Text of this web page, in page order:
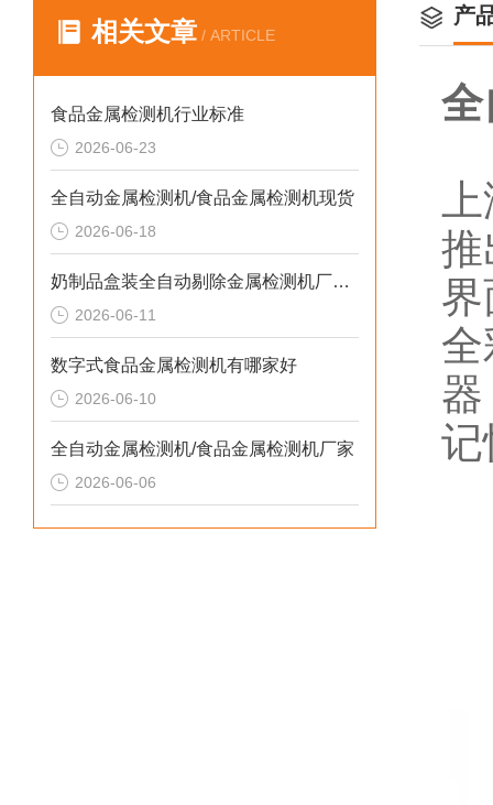
相关文章 / ARTICLE
食品金属检测机行业标准
2026-06-23
全自动金属检测机/食品金属检测机现货
2026-06-18
奶制品盒装全自动剔除金属检测机厂家生产
2026-06-11
数字式食品金属检测机有哪家好
2026-06-10
全自动金属检测机/食品金属检测机厂家
2026-06-06
产
全
推
记